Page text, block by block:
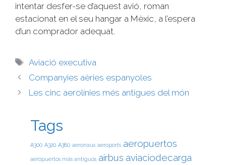
intentar desfer-se d’aquest avió, roman
estacionat en el seu hangar a Mèxic, a l’espera
d’un comprador adequat.
Aviació executiva
Companyies aèries espanyoles
Les cinc aerolínies més antigues del món
Tags
A300 A320 A380 aeronaus aeroports aeropuertos
aeropuertos más antiguos airbus aviaciodecarga